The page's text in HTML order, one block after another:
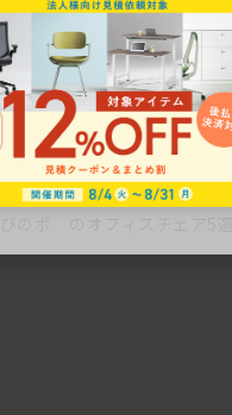
を快
のポ
在宅ワークにおすすめ